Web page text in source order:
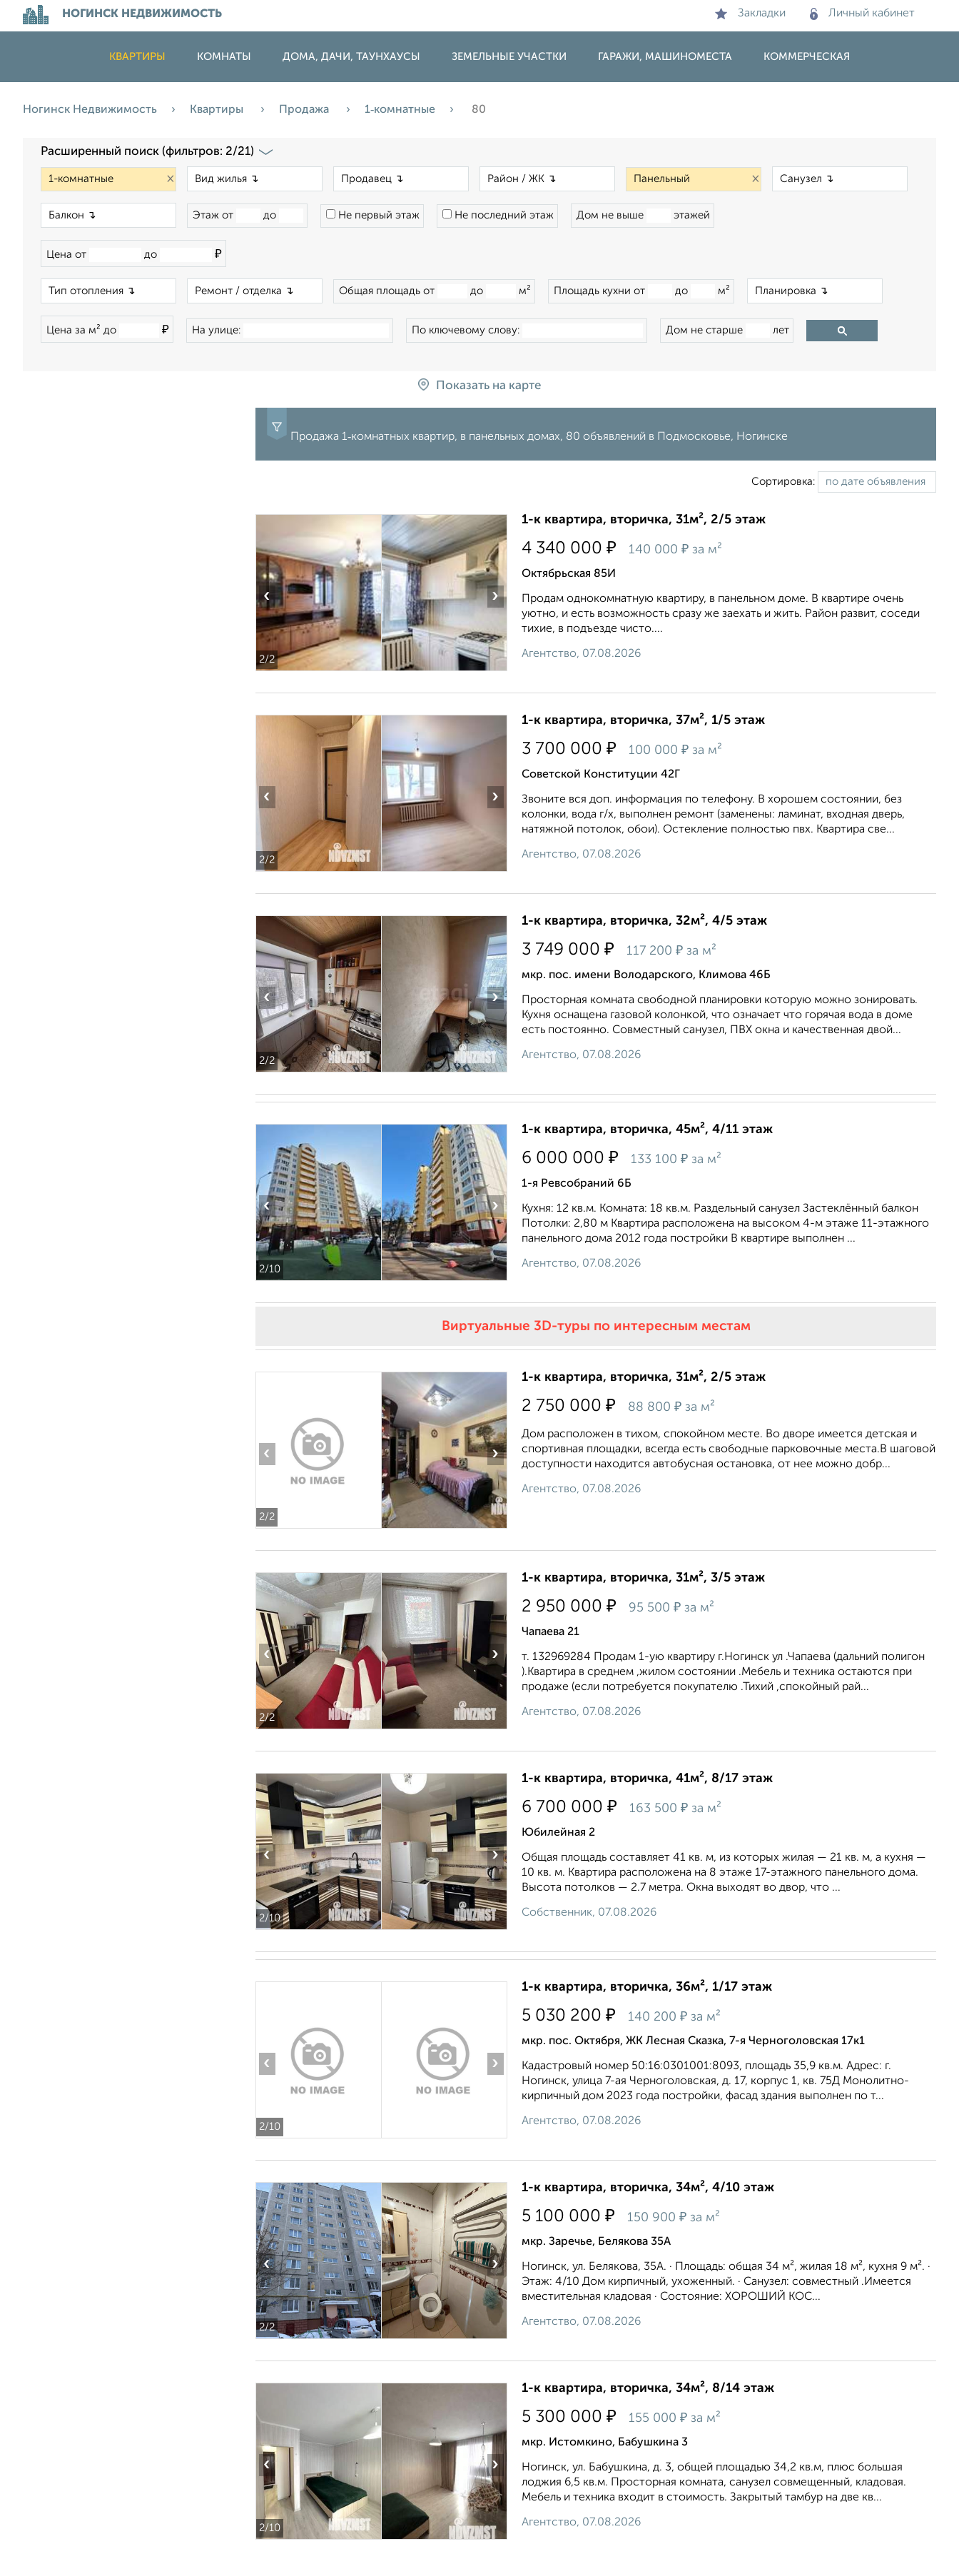
НОГИНСК НЕДВИЖИМОСТЬ Закладки Личный кабинет
КВАРТИРЫ КОМНАТЫ ДОМА, ДАЧИ, ТАУНХАУСЫ ЗЕМЕЛЬНЫЕ УЧАСТКИ ГАРАЖИ, МАШИНОМЕСТА КОММЕРЧЕСКАЯ
Ногинск Недвижимость Квартиры Продажа 1‑комнатные 80
Расширенный поиск (фильтров: 2/21)
× ×
Этаж от до Не первый этаж Не последний этаж Дом не выше этажей
Цена от до ₽
Общая площадь от до м² Площадь кухни от до м²
Цена за м² до ₽ На улице: По ключевому слову: Дом не старше лет
Показать на карте
Продажа 1‑комнатных квартир, в панельных домах, 80 объявлений в Подмосковье, Ногинске
Сортировка:
2/2
‹ ›
1-к квартира, вторичка, 31м², 2/5 этаж
4 340 000 ₽ 140 000 ₽ за м²
Октябрьская 85И
Продам однокомнатную квартиру, в панельном доме. В квартире очень
уютно, и есть возможность сразу же заехать и жить. Район развит, соседи
тихие, в подъезде чисто....
Агентство, 07.08.2026
2/2
‹ ›
1-к квартира, вторичка, 37м², 1/5 этаж
3 700 000 ₽ 100 000 ₽ за м²
Советской Конституции 42Г
Звоните вся доп. информация по телефону. В хорошем состоянии, без
колонки, вода г/х, выполнен ремонт (заменены: ламинат, входная дверь,
натяжной потолок, обои). Остекление полностью пвх. Квартира све...
Агентство, 07.08.2026
2/2
‹ ›
1-к квартира, вторичка, 32м², 4/5 этаж
3 749 000 ₽ 117 200 ₽ за м²
мкр. пос. имени Володарского, Климова 46Б
Просторная комната свободной планировки которую можно зонировать.
Кухня оснащена газовой колонкой, что означает что горячая вода в доме
есть постоянно. Совместный санузел, ПВХ окна и качественная двой...
Агентство, 07.08.2026
2/10
‹ ›
1-к квартира, вторичка, 45м², 4/11 этаж
6 000 000 ₽ 133 100 ₽ за м²
1-я Ревсобраний 6Б
Кухня: 12 кв.м. Комната: 18 кв.м. Раздельный санузел Застеклённый балкон
Потолки: 2,80 м Квартира расположена на высоком 4-м этаже 11-этажного
панельного дома 2012 года постройки В квартире выполнен ...
Агентство, 07.08.2026
Виртуальные 3D-туры по интересным местам
2/2
‹ ›
1-к квартира, вторичка, 31м², 2/5 этаж
2 750 000 ₽ 88 800 ₽ за м²
Дом расположен в тихом, спокойном месте. Во дворе имеется детская и
спортивная площадки, всегда есть свободные парковочные места.В шаговой
доступности находится автобусная остановка, от нее можно добр...
Агентство, 07.08.2026
2/2
‹ ›
1-к квартира, вторичка, 31м², 3/5 этаж
2 950 000 ₽ 95 500 ₽ за м²
Чапаева 21
т. 132969284 Продам 1-ую квартиру г.Ногинск ул .Чапаева (дальний полигон
).Квартира в среднем ,жилом состоянии .Мебель и техника остаются при
продаже (если потребуется покупателю .Тихий ,спокойный рай...
Агентство, 07.08.2026
2/10
‹ ›
1-к квартира, вторичка, 41м², 8/17 этаж
6 700 000 ₽ 163 500 ₽ за м²
Юбилейная 2
Общая площадь составляет 41 кв. м, из которых жилая — 21 кв. м, а кухня —
10 кв. м. Квартира расположена на 8 этаже 17-этажного панельного дома.
Высота потолков — 2.7 метра. Окна выходят во двор, что ...
Собственник, 07.08.2026
2/10
‹ ›
1-к квартира, вторичка, 36м², 1/17 этаж
5 030 200 ₽ 140 200 ₽ за м²
мкр. пос. Октября, ЖК Лесная Сказка, 7-я Черноголовская 17к1
Кадастровый номер 50:16:0301001:8093, площадь 35,9 кв.м. Адрес: г.
Ногинск, улица 7-ая Черноголовская, д. 17, корпус 1, кв. 75Д Монолитно-
кирпичный дом 2023 года постройки, фасад здания выполнен по т...
Агентство, 07.08.2026
2/2
‹ ›
1-к квартира, вторичка, 34м², 4/10 этаж
5 100 000 ₽ 150 900 ₽ за м²
мкр. Заречье, Белякова 35А
Ногинск, ул. Белякова, 35А. · Площадь: общая 34 м², жилая 18 м², кухня 9 м². ·
Этаж: 4/10 Дом кирпичный, ухоженный. · Санузел: совместный .Имеется
вместительная кладовая · Состояние: ХОРОШИЙ КОС...
Агентство, 07.08.2026
2/10
‹ ›
1-к квартира, вторичка, 34м², 8/14 этаж
5 300 000 ₽ 155 000 ₽ за м²
мкр. Истомкино, Бабушкина 3
Ногинск, ул. Бабушкина, д. 3, общей площадью 34,2 кв.м, плюс большая
лоджия 6,5 кв.м. Просторная комната, санузел совмещенный, кладовая.
Мебель и техника входит в стоимость. Закрытый тамбур на две кв...
Агентство, 07.08.2026